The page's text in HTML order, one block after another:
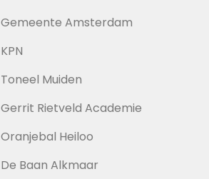
Gemeente Amsterdam
KPN
Toneel Muiden
Gerrit Rietveld Academie
Oranjebal Heiloo
De Baan Alkmaar